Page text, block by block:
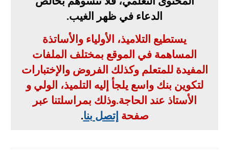
الدعاء في ظهر الغيب.
يستطيع التلاميذ، الأولياء والأساتذة
المساهمة في الموقع بمختلف الملفات
المفيدة للمتعلم وكذلك الفروض والإختبارات
لتكوين بنك واسع يلجأ إليه التلميذ، الولي و
الأستاذ عند الحاجة.وذلك بمراسلتنا عبر
صفحة إتصل بنا.